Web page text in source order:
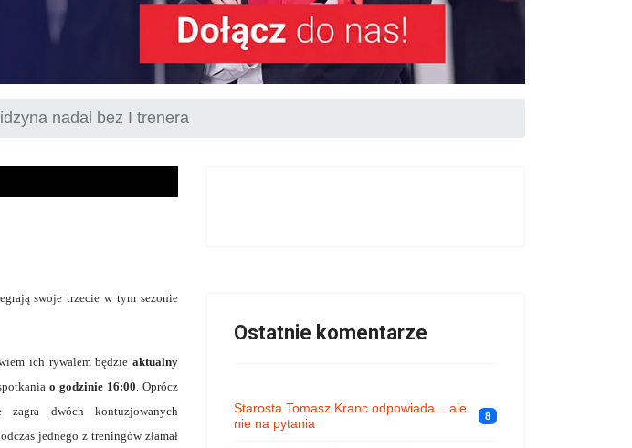
nadal bez I trenera
swoje trzecie w tym sezonie
ich rywalem będzie aktualny
o godzinie 16:00 . Oprócz
dwóch kontuzjowanych
jednego z treningów złamał
Ostatnie komentarze
Starosta Tomasz Kranc odpowiada... ale
nie na pytania
8